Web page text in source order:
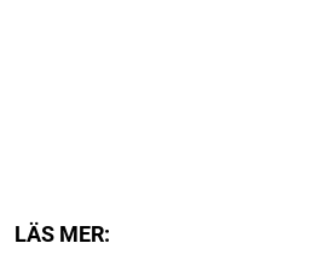
LÄS MER: